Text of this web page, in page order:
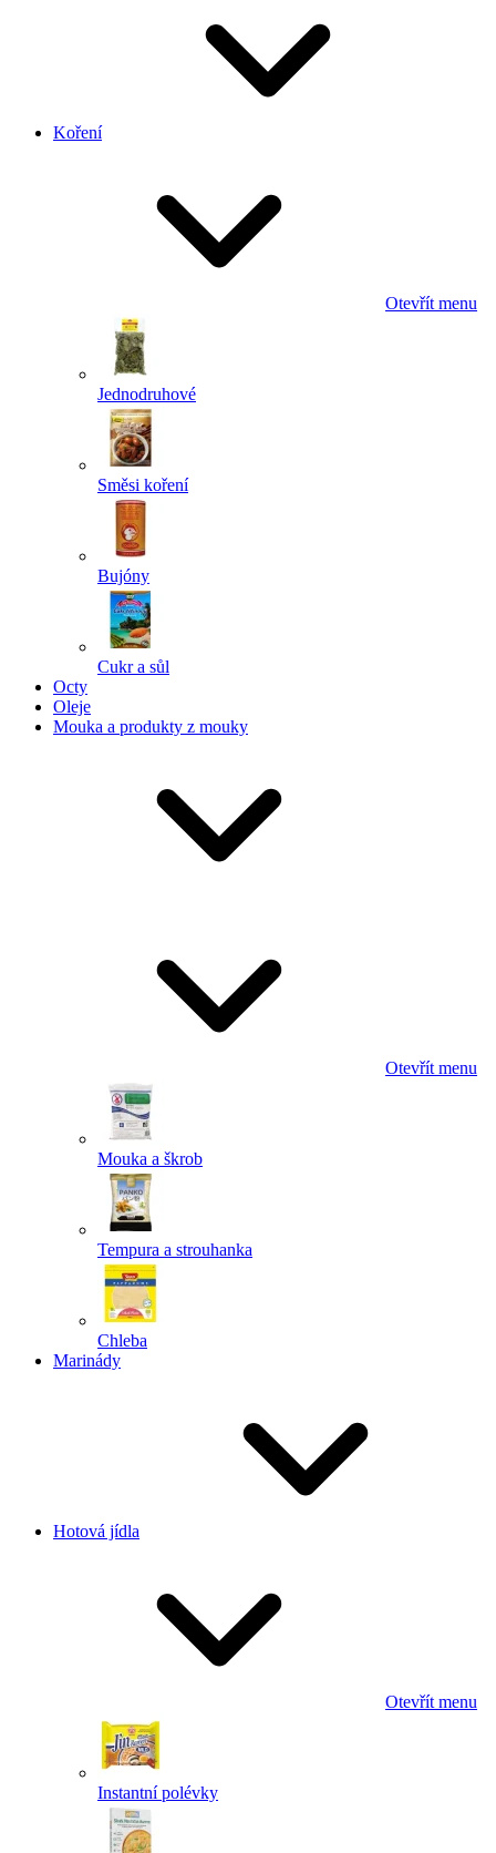
Koření
Otevřít menu
Jednodruhové
Směsi koření
Bujóny
Cukr a sůl
Octy
Oleje
Mouka a produkty z mouky
Otevřít menu
Mouka a škrob
Tempura a strouhanka
Chleba
Marinády
Hotová jídla
Otevřít menu
Instantní polévky
Powered by chaterimo